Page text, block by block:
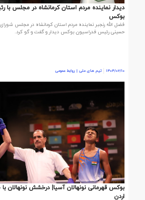
دیدار نماینده مردم استان کرمانشاه در مجلس با
بوکس
فضل الله رنجبر نماینده مردم
حسینی رئیس فدراسیون بوکس دیدار و گفت و گو کرد.
1404/02/10 تیم های ملی | روابط عمومی
بوکس قهرمانی نونهالان آسیا| درخشش نونهالان با
اردن